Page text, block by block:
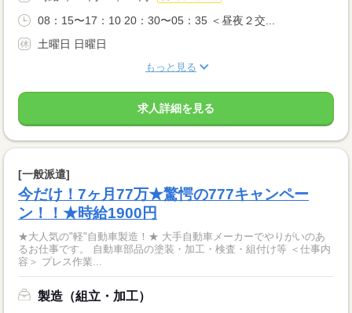
08：15〜17：10 20：30〜05：35 ＜昼夜２交...
土曜日 日曜日
もっと見る
求人詳細を見る
[一般派遣]
今だけ！7ヶ月77万★驚愕の777キャンペー
ン！！★時給1900円
★大人気の"軽"自動車製造！★ 大手自動車メーカーでやりがいのあ
るお仕事です。 自動車部品の塗装・加工・検査・組付け等 ＜仕事内
容＞ プレス作業...
製造（組立・加工）